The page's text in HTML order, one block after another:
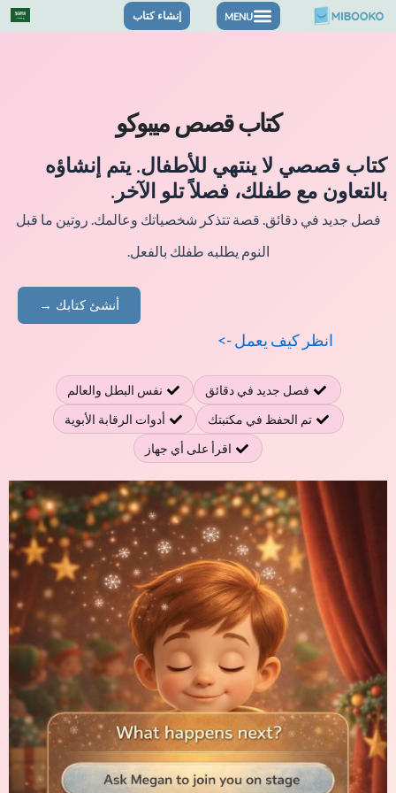
تخطي
إنشاء كتاب
كتاب قصص ميبوكو
كتاب قصصي لا ينتهي للأطفال. يتم إنشاؤه
بالتعاون مع طفلك، فصلاً تلو الآخر.
فصل جديد في دقائق. قصة تتذكر شخصياتك وعالمك. روتين ما قبل
النوم يطلبه طفلك بالفعل.
أنشئ كتابك →
انظر كيف يعمل ->
فصل جديد في دقائق
نفس البطل والعالم
تم الحفظ في مكتبتك
أدوات الرقابة الأبوية
اقرأ على أي جهاز